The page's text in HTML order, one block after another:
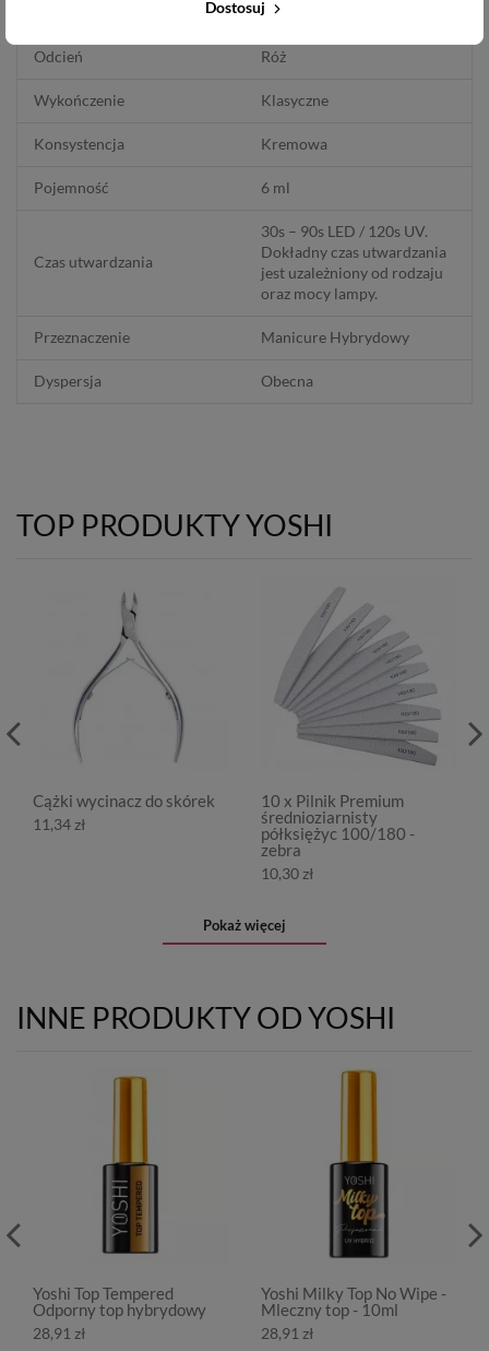
Dostosuj2 cienkie warstwy
Odcień Róż
Wykończenie Klasyczne
Konsystencja Kremowa
Pojemność 6 ml
Czas utwardzania
30s – 90s LED / 120s UV.
Dokładny czas utwardzania
jest uzależniony od rodzaju
oraz mocy lampy.
Przeznaczenie Manicure Hybrydowy
Dyspersja Obecna
TOP PRODUKTY YOSHI
Cążki wycinacz do skórek
11,34 zł
10 x Pilnik Premium
średnioziarnisty
półksiężyc 100/180 -
zebra
10,30 zł
Pokaż więcej
INNE PRODUKTY OD YOSHI
Yoshi Top Tempered
Odporny top hybrydowy
28,91 zł
Yoshi Milky Top No Wipe -
Mleczny top - 10ml
28,91 zł